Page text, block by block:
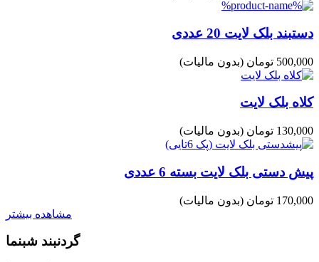
دستبند بلک لایت 20 عددی
500,000 تومان (بدون مالیات)
کلاه بلک لایت
130,000 تومان (بدون مالیات)
پیش دستی بلک لایت بسته 6 عددی
170,000 تومان
(بدون مالیات)
مشاهده بیشتر
گردنبند شبنما